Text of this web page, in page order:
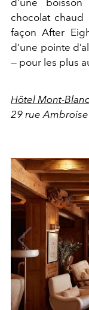
chocolat
façon After
d’une pointe
— pour les plus
Hôtel Mont-Blanc
29 rue